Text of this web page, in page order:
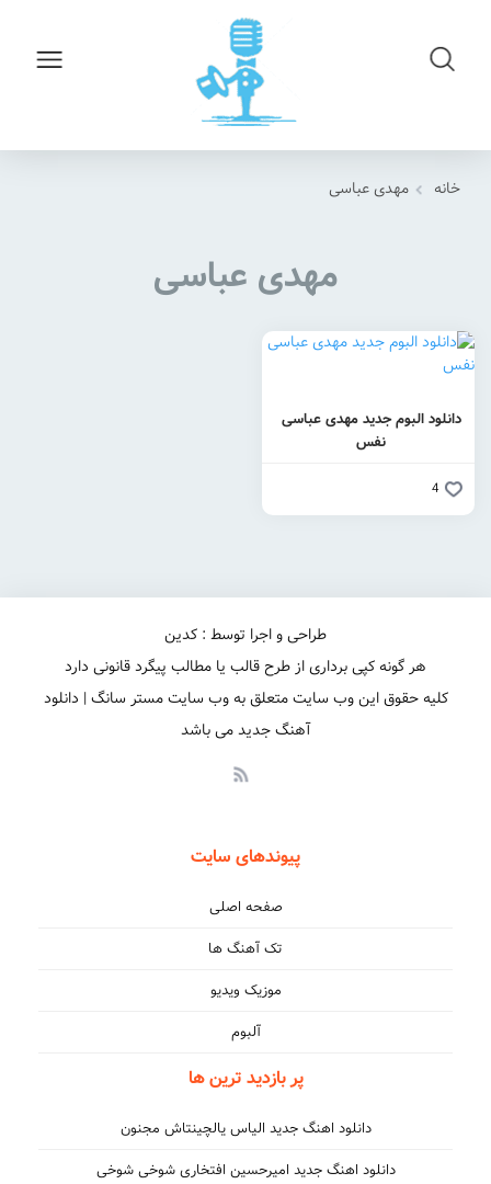
خانه مهدی عباسی
مهدی عباسی
دانلود البوم جدید مهدی عباسی
نفس
4
طراحی و اجرا توسط : کدین
هر گونه کپی برداری از طرح قالب یا مطالب پیگرد قانونی دارد
کلیه حقوق این وب سایت متعلق به وب سایت مستر سانگ | دانلود
آهنگ جدید می باشد
پیوندهای سایت
صفحه اصلی
تک آهنگ ها
موزیک ویدیو
آلبوم
پر بازدید ترین ها
دانلود اهنگ جدید الیاس یالچینتاش مجنون
دانلود اهنگ جدید امیرحسین افتخاری شوخی شوخی